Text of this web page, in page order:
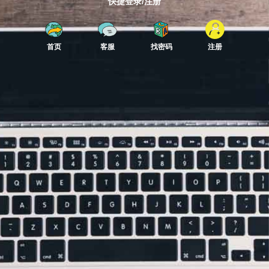
首页 客服 找密码 注册